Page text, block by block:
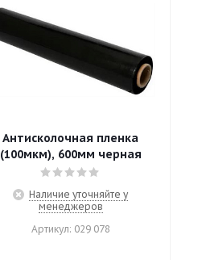
Антисколочная пленка
(100мкм), 600мм черная
Наличие уточняйте у
менеджеров
Артикул: 029 078